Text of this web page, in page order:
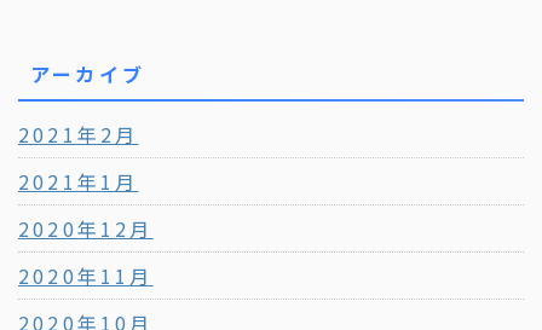
アーカイブ
2021年2月
2021年1月
2020年12月
2020年11月
2020年10月